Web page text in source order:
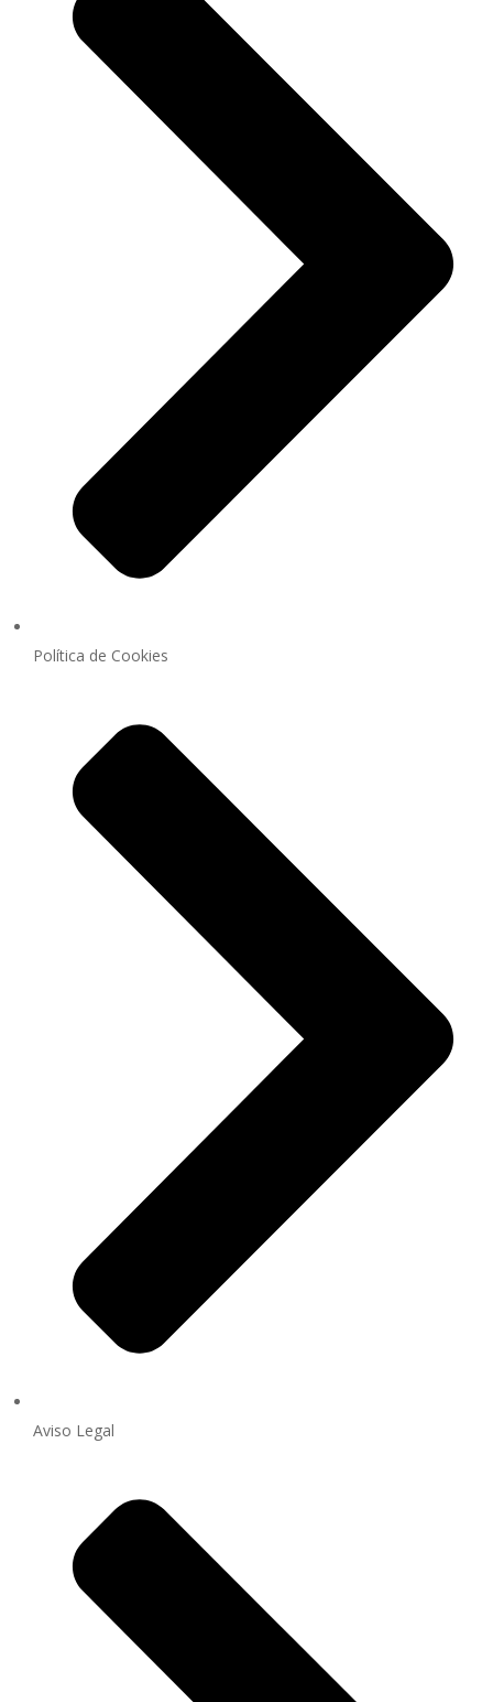
Política de Cookies
Aviso Legal